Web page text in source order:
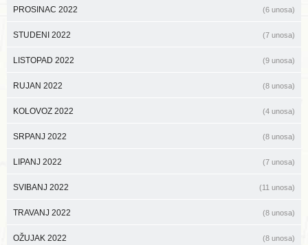
PROSINAC 2022 (6 unosa)
STUDENI 2022 (7 unosa)
LISTOPAD 2022 (9 unosa)
RUJAN 2022 (8 unosa)
KOLOVOZ 2022 (4 unosa)
SRPANJ 2022 (8 unosa)
LIPANJ 2022 (7 unosa)
SVIBANJ 2022 (11 unosa)
TRAVANJ 2022 (8 unosa)
OŽUJAK 2022 (8 unosa)